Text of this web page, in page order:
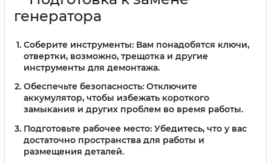
генератора
Соберите инструменты: Вам понадобятся ключи,
отвертки, возможно, трещотка и другие
инструменты для демонтажа.
Обеспечьте безопасность: Отключите
аккумулятор, чтобы избежать короткого
замыкания и других проблем во время работы.
Подготовьте рабочее место: Убедитесь, что у вас
достаточно пространства для работы и
размещения деталей.